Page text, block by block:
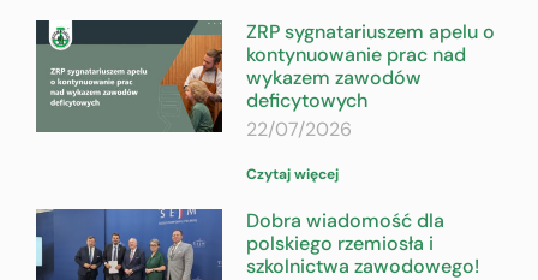
ZRP sygnatariuszem apelu o
kontynuowanie prac nad
wykazem zawodów
deficytowych
22/07/2026
Czytaj więcej
Dobra wiadomość dla
polskiego rzemiosła i
szkolnictwa zawodowego!